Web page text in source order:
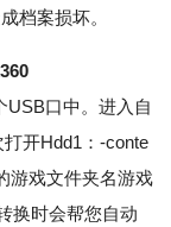
档案损坏。
USB口中。进入自
打开Hdd1：-conte
游戏文件夹名游戏
换时会帮您自动